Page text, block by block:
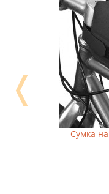
Сумка на
❬